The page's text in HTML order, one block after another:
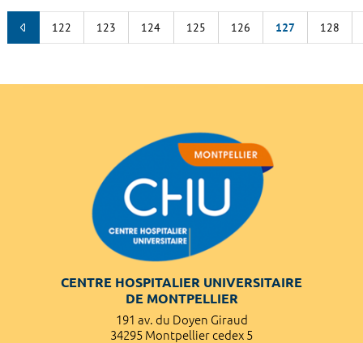
122 123 124 125 126 127 128
CENTRE HOSPITALIER UNIVERSITAIRE
DE MONTPELLIER
191 av. du Doyen Giraud
34295 Montpellier cedex 5